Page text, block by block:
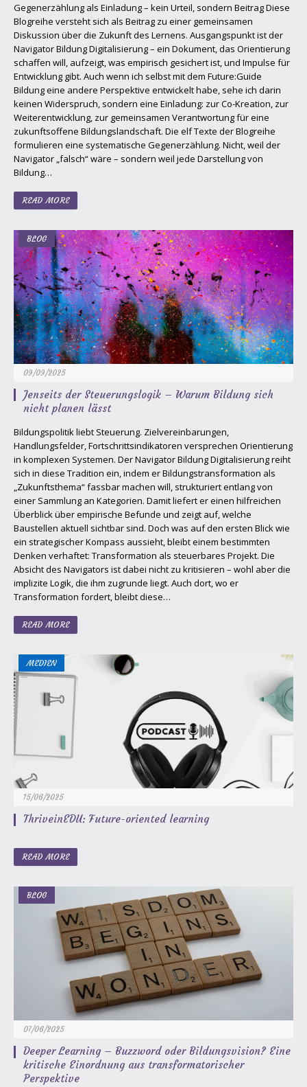
Gegenerzählung als Einladung – kein Urteil, sondern Beitrag Diese
Blogreihe versteht sich als Beitrag zu einer gemeinsamen
Diskussion über die Zukunft des Lernens. Ausgangspunkt ist der
Navigator Bildung Digitalisierung – ein Dokument, das Orientierung
schaffen will, aufzeigt, was empirisch gesichert ist, und Impulse für
Entwicklung gibt. Auch wenn ich selbst mit dem Future:Guide
Bildung eine andere Perspektive entwickelt habe, sehe ich darin
keinen Widerspruch, sondern eine Einladung: zur Co-Kreation, zur
Weiterentwicklung, zur gemeinsamen Verantwortung für eine
zukunftsoffene Bildungslandschaft. Die elf Texte der Blogreihe
formulieren eine systematische Gegenerzählung. Nicht, weil der
Navigator „falsch“ wäre – sondern weil jede Darstellung von
Bildung…
READ MORE
BLOG
09/09/2025
Jenseits der Steuerungslogik – Warum Bildung sich
nicht planen lässt
Bildungspolitik liebt Steuerung. Zielvereinbarungen,
Handlungsfelder, Fortschrittsindikatoren versprechen Orientierung
in komplexen Systemen. Der Navigator Bildung Digitalisierung reiht
sich in diese Tradition ein, indem er Bildungstransformation als
„Zukunftsthema“ fassbar machen will, strukturiert entlang von
einer Sammlung an Kategorien. Damit liefert er einen hilfreichen
Überblick über empirische Befunde und zeigt auf, welche
Baustellen aktuell sichtbar sind. Doch was auf den ersten Blick wie
ein strategischer Kompass aussieht, bleibt einem bestimmten
Denken verhaftet: Transformation als steuerbares Projekt. Die
Absicht des Navigators ist dabei nicht zu kritisieren – wohl aber die
implizite Logik, die ihm zugrunde liegt. Auch dort, wo er
Transformation fordert, bleibt diese…
READ MORE
MEDIEN
15/06/2025
ThriveinEDU: Future-oriented learning
READ MORE
BLOG
07/06/2025
Deeper Learning – Buzzword oder Bildungsvision? Eine
kritische Einordnung aus transformatorischer
Perspektive